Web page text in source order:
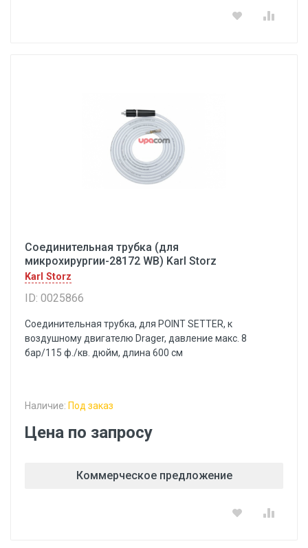
Соединительная трубка (для
микрохирургии-28172 WB) Karl Storz
Karl Storz
ID: 0025866
Соединительная трубка, для POINT SETTER, к
воздушному двигателю Drager, давление макс. 8
бар/115 ф./кв. дюйм, длина 600 см
Наличие: Под заказ
Цена по запросу
Коммерческое предложение